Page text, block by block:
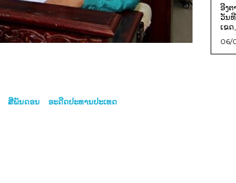
ສີພັນດອນ
ອະດີດປະທານປະເທດ
ອີງ
ວັນ
ເຂດ
06/